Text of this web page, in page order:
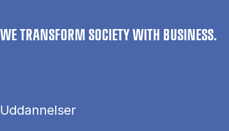
WE TRANSFORM SOCIETY WITH BUSINESS.
Uddannelser